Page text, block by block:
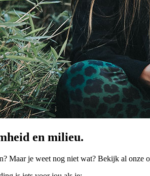
en milieu.
Maar je weet nog niet wat? Bekijk al onze